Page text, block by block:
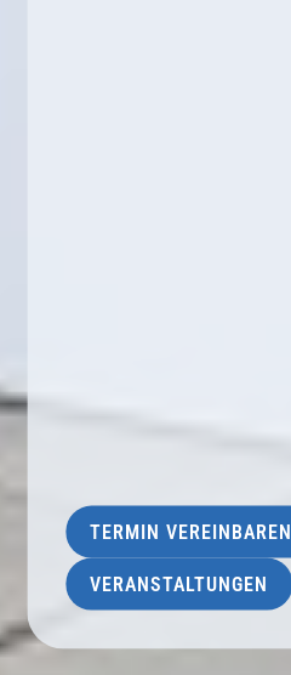
TERMIN VEREINBAREN
VERANSTALTUNGEN